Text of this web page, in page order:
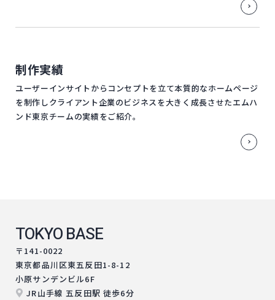
制作実績
ユーザーインサイトからコンセプトを立て本質的なホームページ
を制作しクライアント企業のビジネスを大きく成長させたエムハ
ンド東京チームの実績をご紹介。
TOKYO BASE
〒141-0022
東京都品川区東五反田1-8-12
小原サンデンビル6F
JR山手線 五反田駅 徒歩6分